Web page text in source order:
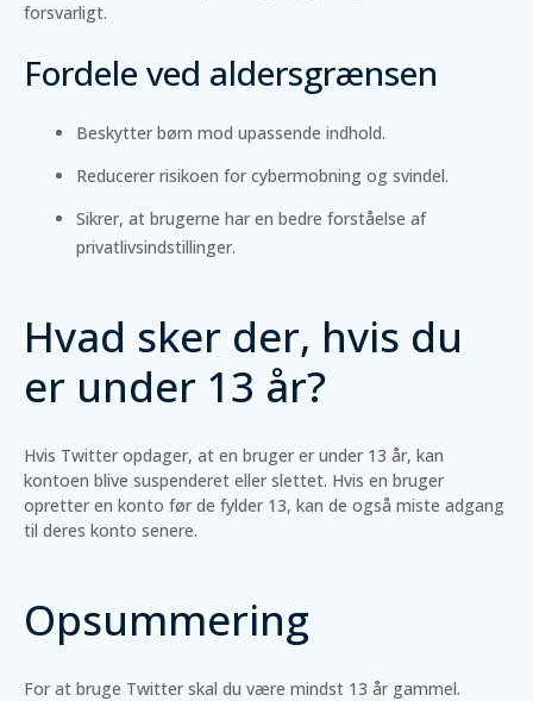
forsvarligt.
Fordele ved aldersgrænsen
Beskytter børn mod upassende indhold.
Reducerer risikoen for cybermobning og svindel.
Sikrer, at brugerne har en bedre forståelse af
privatlivsindstillinger.
Hvad sker der, hvis du
er under 13 år?
Hvis Twitter opdager, at en bruger er under 13 år, kan
kontoen blive suspenderet eller slettet. Hvis en bruger
opretter en konto før de fylder 13, kan de også miste adgang
til deres konto senere.
Opsummering
For at bruge Twitter skal du være mindst 13 år gammel.